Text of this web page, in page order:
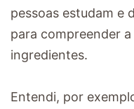
pessoas estudam e
para compreender
ingredientes.
Entendi, por